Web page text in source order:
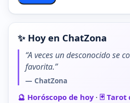
✨ Hoy en ChatZona
“A veces un desconocido se
favorita.”
— ChatZona
🔮 Horóscopo de hoy· 🃏 Tarot